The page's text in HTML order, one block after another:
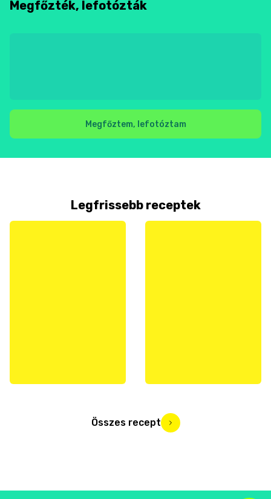
Megfőzték, lefotózták
Megfőztem, lefotóztam
Legfrissebb receptek
Összes recept